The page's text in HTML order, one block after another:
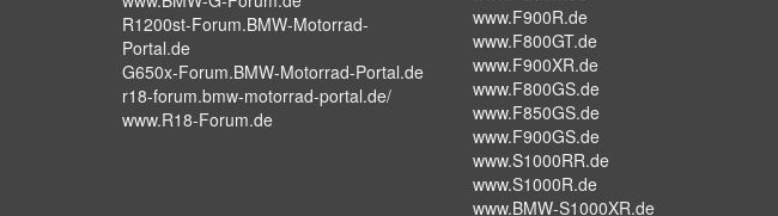
R1200st-Forum.BMW-Motorrad-
Portal.de
G650x-Forum.BMW-Motorrad-Portal.de
r18-forum.bmw-motorrad-portal.de/
www.R18-Forum.de
www.F900R.de
www.F800GT.de
www.F900XR.de
www.F800GS.de
www.F850GS.de
www.F900GS.de
www.S1000RR.de
www.S1000R.de
www.BMW-S1000XR.de